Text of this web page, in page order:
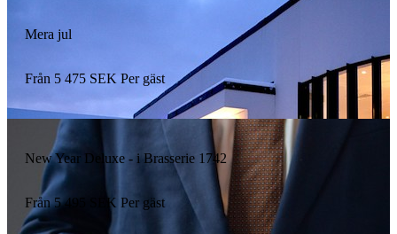
Mera jul
Från 5 475 SEK Per gäst
New Year Deluxe - i Brasserie 1742
Från 5 495 SEK Per gäst